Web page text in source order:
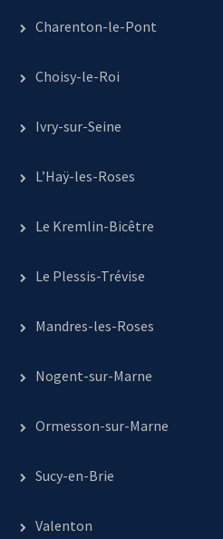
Charenton-le-Pont
Choisy-le-Roi
Ivry-sur-Seine
L’Haÿ-les-Roses
Le Kremlin-Bicêtre
Le Plessis-Trévise
Mandres-les-Roses
Nogent-sur-Marne
Ormesson-sur-Marne
Sucy-en-Brie
Valenton